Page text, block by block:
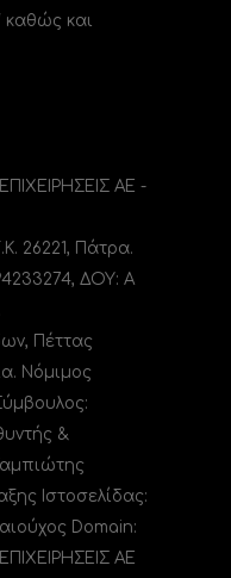
και
ΑΕ -
26221, Πάτρα.
ΔΟΥ: A
Πέττας
Νόμιμος
&
Ιστοσελίδας:
Domain:
ΑΕ